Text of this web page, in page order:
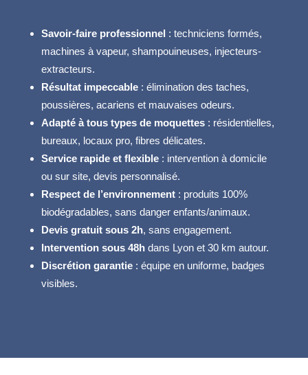
Savoir-faire professionnel : techniciens formés,
machines à vapeur, shampouineuses, injecteurs-
extracteurs.
Résultat impeccable: élimination des taches,
poussières, acariens et mauvaises odeurs.
Adapté à tous types de moquettes: résidentielles,
bureaux, locaux pro, fibres délicates.
Service rapide et flexible: intervention à domicile
ou sur site, devis personnalisé.
Respect de l’environnement: produits 100%
biodégradables, sans danger enfants/animaux.
Devis gratuit sous 2h, sans engagement.
Intervention sous 48hdans Lyon et 30 km autour.
Discrétion garantie: équipe en uniforme, badges
visibles.